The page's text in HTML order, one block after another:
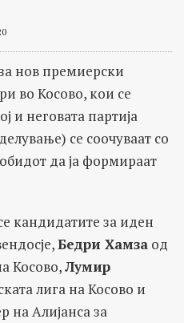
нов премиерски
во Косово, кои се
и неговата партија
се соочуваат со
да ја формираат
кандидатите за иден
Бедри Хамза од
Косово,Лумир
лига на Косово и
на Алијанса за